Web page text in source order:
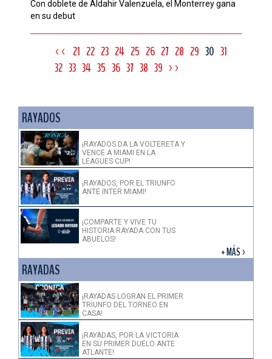
Con doblete de Aldahir Valenzuela, el Monterrey gana
en su debut
<< 21 22 23 24 25 26 27 28 29 30 31
32 33 34 35 36 37 38 39 >>
RAYADOS
¡RAYADOS DA LA VOLTERETA Y
VENCE A MIAMI EN LA
LEAGUES CUP!
¡RAYADOS, POR EL TRIUNFO
ANTE INTER MIAMI!
¡COMPARTE Y VIVE TU
HISTORIA RAYADA CON TUS
ABUELOS!
+ MÁS >
RAYADAS
¡RAYADAS LOGRAN EL PRIMER
TRIUNFO DEL TORNEO EN
CASA!
¡RAYADAS, POR LA VICTORIA
EN SU PRIMER DUELO ANTE
ATLANTE!